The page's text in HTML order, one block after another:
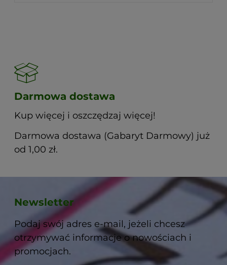
Darmowa dostawa
Kup więcej i oszczędzaj więcej!
Darmowa dostawa (Gabaryt Darmowy) już
od 1,00 zł.
Newsletter
Podaj swój adres e-mail, jeżeli chcesz
otrzymywać informacje o nowościach i
promocjach.